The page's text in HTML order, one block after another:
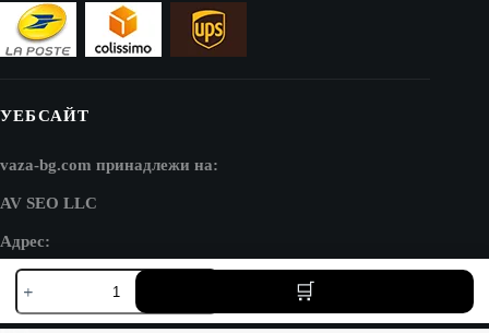
количество
за
Луксозна
УЕБСАЙТ
vaza-bg.com принадлежи на:
AV SEO LLC
Адрес:
1111B S Governors Ave STE 40127
Dover, DE 19904